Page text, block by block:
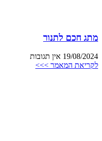
מתג חכם לתנור
19/08/2024 אין תגובות
לקריאת המאמר >>>